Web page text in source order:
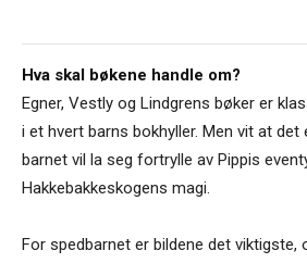
Hva skal bøkene handle om?
Egner, Vestly og Lindgrens bøker er
i et hvert barns bokhyller. Men vit at
barnet vil la seg fortrylle av Pippis
Hakkebakkeskogens magi.
For spedbarnet er bildene det viktigste,